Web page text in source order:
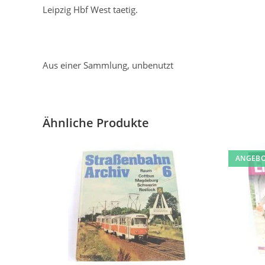
Leipzig Hbf West taetig.
Aus einer Sammlung, unbenutzt
Ähnliche Produkte